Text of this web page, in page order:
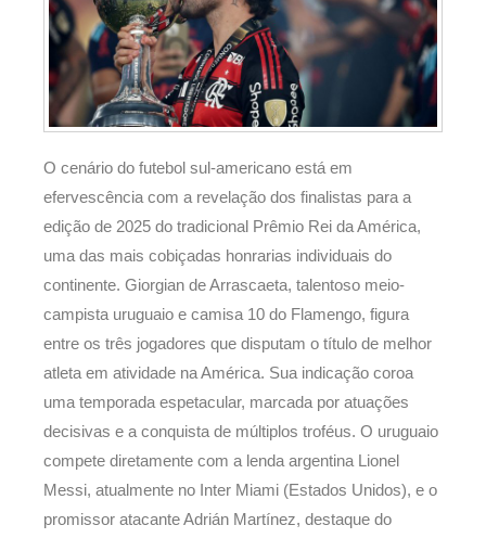
O cenário do futebol sul-americano está em
efervescência com a revelação dos finalistas para a
edição de 2025 do tradicional Prêmio Rei da América,
uma das mais cobiçadas honrarias individuais do
continente. Giorgian de Arrascaeta, talentoso meio-
campista uruguaio e camisa 10 do Flamengo, figura
entre os três jogadores que disputam o título de melhor
atleta em atividade na América. Sua indicação coroa
uma temporada espetacular, marcada por atuações
decisivas e a conquista de múltiplos troféus. O uruguaio
compete diretamente com a lenda argentina Lionel
Messi, atualmente no Inter Miami (Estados Unidos), e o
promissor atacante Adrián Martínez, destaque do